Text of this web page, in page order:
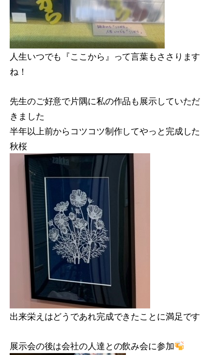
人生いつでも『ここから』って言葉もささります
ね！
先生のご好意で片隅に私の作品も展示していただ
きました
半年以上前からコツコツ制作してやっと完成した
秋桜
出来栄えはどうであれ完成できたことに満足です
展示会の後は会社の人達との飲み会に参加